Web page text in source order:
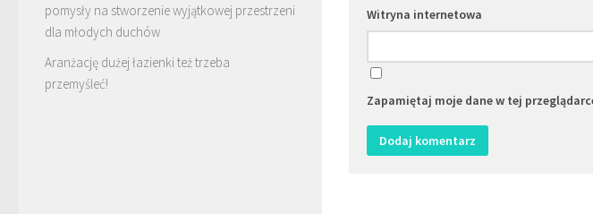
Witryna internetowa
Zapamiętaj moje dane w tej
pomysły na stworzenie wyjątkowej przestrzeni
dla młodych duchów
Aranżację dużej łazienki też trzeba
przemyśleć!